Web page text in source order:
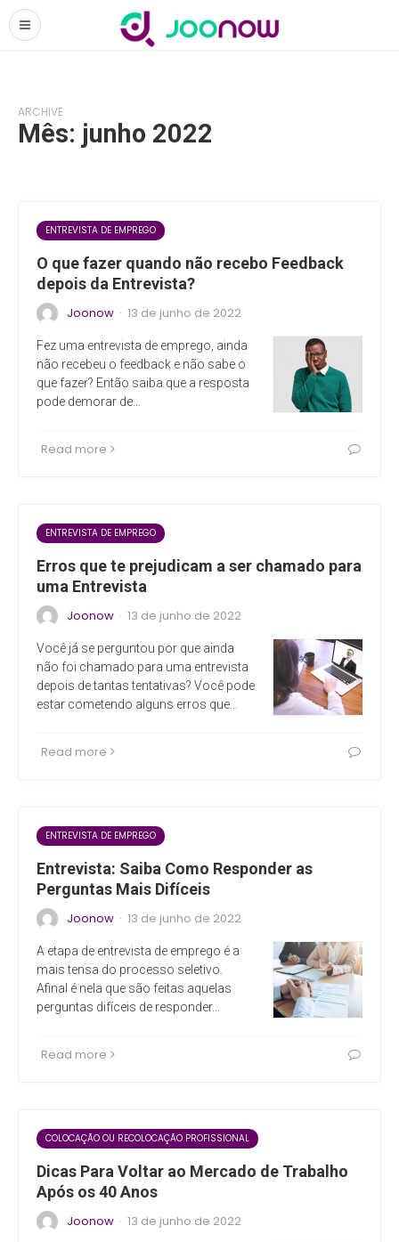
ARCHIVE
Mês: junho 2022
ENTREVISTA DE EMPREGO
O que fazer quando não recebo Feedback
depois da Entrevista?
Joonow · 13 de junho de 2022
Fez uma entrevista de emprego, ainda
não recebeu o feedback e não sabe o
que fazer? Então saiba que a resposta
pode demorar de…
Read more
ENTREVISTA DE EMPREGO
Erros que te prejudicam a ser chamado para
uma Entrevista
Joonow · 13 de junho de 2022
Você já se perguntou por que ainda
não foi chamado para uma entrevista
depois de tantas tentativas? Você pode
estar cometendo alguns erros que…
Read more
ENTREVISTA DE EMPREGO
Entrevista: Saiba Como Responder as
Perguntas Mais Difíceis
Joonow · 13 de junho de 2022
A etapa de entrevista de emprego é a
mais tensa do processo seletivo.
Afinal é nela que são feitas aquelas
perguntas difíceis de responder…
Read more
COLOCAÇÃO OU RECOLOCAÇÃO PROFISSIONAL
Dicas Para Voltar ao Mercado de Trabalho
Após os 40 Anos
Joonow · 13 de junho de 2022